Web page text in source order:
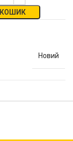
КОШИК
Новий